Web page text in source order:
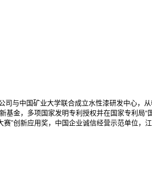
与中国矿业大学联合成立水性漆研发中心，
金，多项国家发明专利授权并在国家专利局
”创新应用奖，中国企业诚信经营示范单位